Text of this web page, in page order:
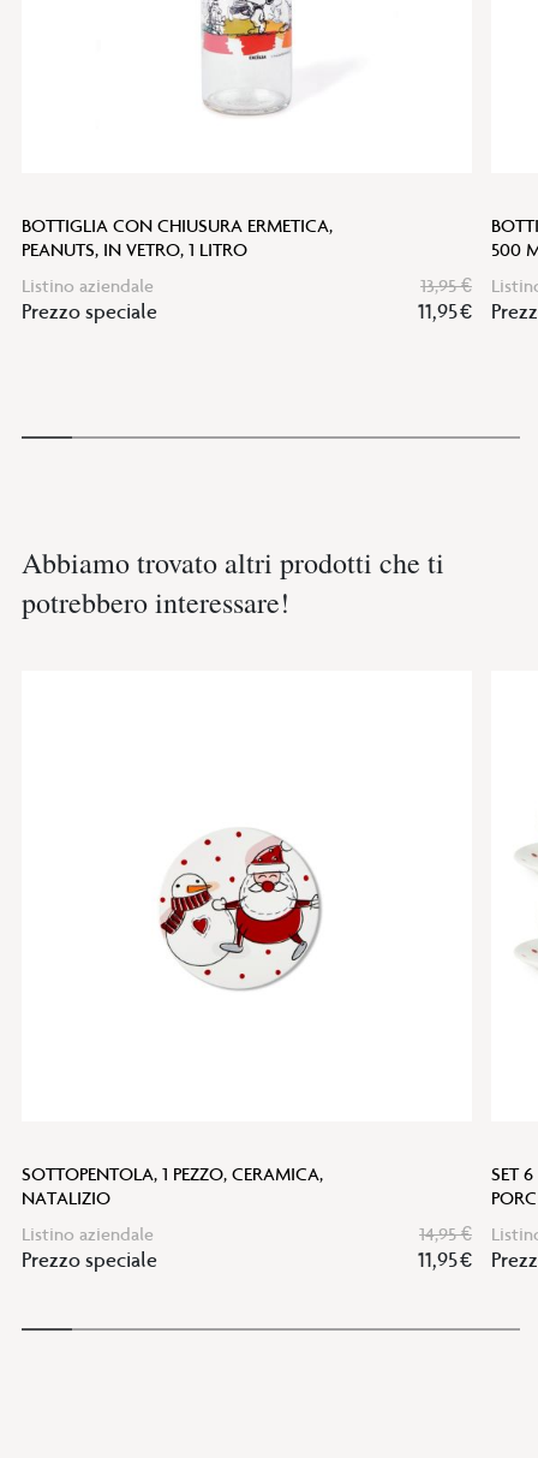
BOTTIGLIA CON CHIUSURA ERMETICA,
PEANUTS, IN VETRO, 1 LITRO
Listino aziendale
13,95 €
Prezzo speciale 11,95 €
500
Abbiamo trovato altri prodotti che ti
potrebbero interessare!
SOTTOPENTOLA, 1 PEZZO, CERAMICA,
NATALIZIO
Listino aziendale
14,95 €
Prezzo speciale 11,95 €
SET